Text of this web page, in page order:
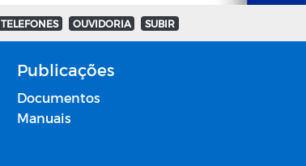
TELEFONES OUVIDORIA SUBIR
Publicações
Documentos
Manuais